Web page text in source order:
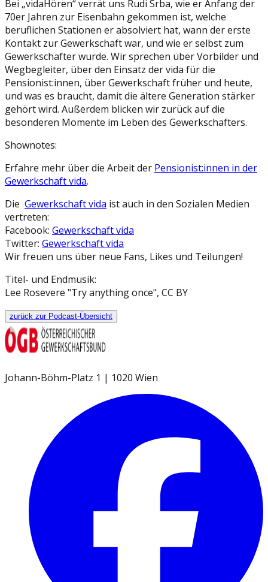
Bei „vidaHören“ verrät uns Rudi Srba, wie er Anfang der
70er Jahren zur Eisenbahn gekommen ist, welche
beruflichen Stationen er absolviert hat, wann der erste
Kontakt zur Gewerkschaft war, und wie er selbst zum
Gewerkschafter wurde. Wir sprechen über Vorbilder und
Wegbegleiter, über den Einsatz der vida für die
Pensionist:innen, über Gewerkschaft früher und heute,
und was es braucht, damit die ältere Generation stärker
gehört wird. Außerdem blicken wir zurück auf die
besonderen Momente im Leben des Gewerkschafters.
Shownotes:
Erfahre mehr über die Arbeit der Pensionist:innen in der
Gewerkschaft vida.
Die Gewerkschaft vida ist auch in den Sozialen Medien
vertreten:
Facebook: Gewerkschaft vida
Twitter: Gewerkschaft vida
Wir freuen uns über neue Fans, Likes und Teilungen!
Titel- und Endmusik:
Lee Rosevere "Try anything once", CC BY
zurück zur Podcast-Übersicht
Johann-Böhm-Platz 1 | 1020 Wien